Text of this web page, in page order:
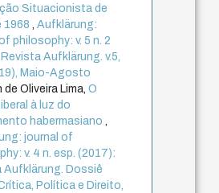
Situacionista de
1968,Aufklärung:
philosophy: v. 5 n. 2
Aufklärung. v.5,
Maio-Agosto
de Oliveira Lima,O
à luz do
habermasiano,
journal of
v. 4 n. esp. (2017):
Aufklärung. Dossiê
Política e Direito,